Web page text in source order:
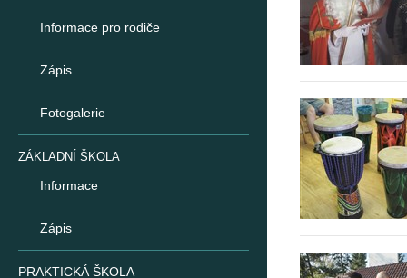
Informace pro rodiče
Zápis
Fotogalerie
ZÁKLADNÍ ŠKOLA
Informace
Zápis
PRAKTICKÁ ŠKOLA